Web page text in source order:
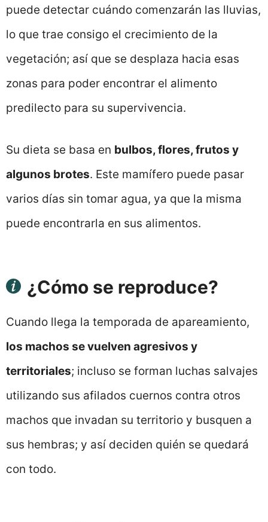
puede detectar cuándo comenzarán las lluvias,
lo que trae consigo el crecimiento de la
vegetación; así que se desplaza hacia esas
zonas para poder encontrar el alimento
predilecto para su supervivencia.
Su dieta se basa en bulbos, flores, frutos y
algunos brotes. Este mamífero puede pasar
varios días sin tomar agua, ya que la misma
puede encontrarla en sus alimentos.
¿Cómo se reproduce?
Cuando llega la temporada de apareamiento,
los machos se vuelven agresivos y
territoriales; incluso se forman luchas salvajes
utilizando sus afilados cuernos contra otros
machos que invadan su territorio y busquen a
sus hembras; y así deciden quién se quedará
con todo.